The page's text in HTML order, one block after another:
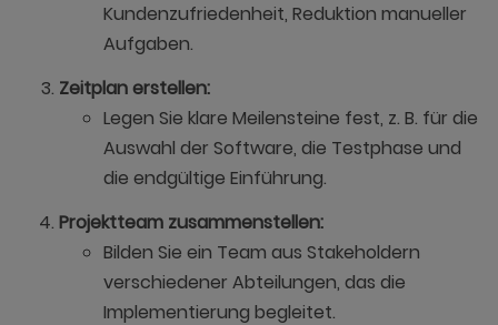
Kundenzufriedenheit, Reduktion manueller
Aufgaben.
Zeitplan erstellen:
Legen Sie klare Meilensteine fest, z. B. für die
Auswahl der Software, die Testphase und
die endgültige Einführung.
Projektteam zusammenstellen:
Bilden Sie ein Team aus Stakeholdern
verschiedener Abteilungen, das die
Implementierung begleitet.